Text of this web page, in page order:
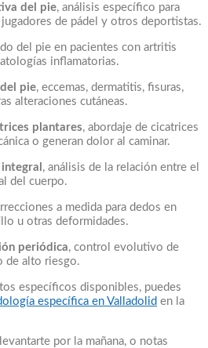
del pie, análisis específico para
de pádel y otros deportistas.
del pie en pacientes con artritis
inflamatorias.
pie, eccemas, dermatitis, fisuras,
alteraciones cutáneas.
plantares, abordaje de cicatrices
o generan dolor al caminar.
, análisis de la relación entre el
del cuerpo.
a medida para dedos en
u otras deformidades.
periódica, control evolutivo de
de alto riesgo.
específicos disponibles, puedes
específica en Valladolid en la
por la mañana, o notas